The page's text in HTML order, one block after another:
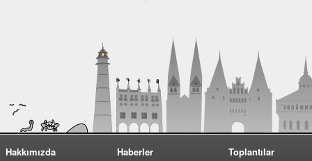
Hakkımızda
Haberler
Toplantılar